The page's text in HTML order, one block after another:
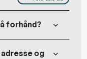
forhånd?
og